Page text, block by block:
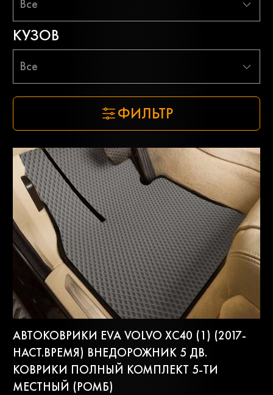
Все
КУЗОВ
Все
ФИЛЬТР
АВТОКОВРИКИ EVA VOLVO XC40 (1) (2017-
НАСТ.ВРЕМЯ) ВНЕДОРОЖНИК 5 ДВ.
КОВРИКИ ПОЛНЫЙ КОМПЛЕКТ 5-ТИ
МЕСТНЫЙ (РОМБ)